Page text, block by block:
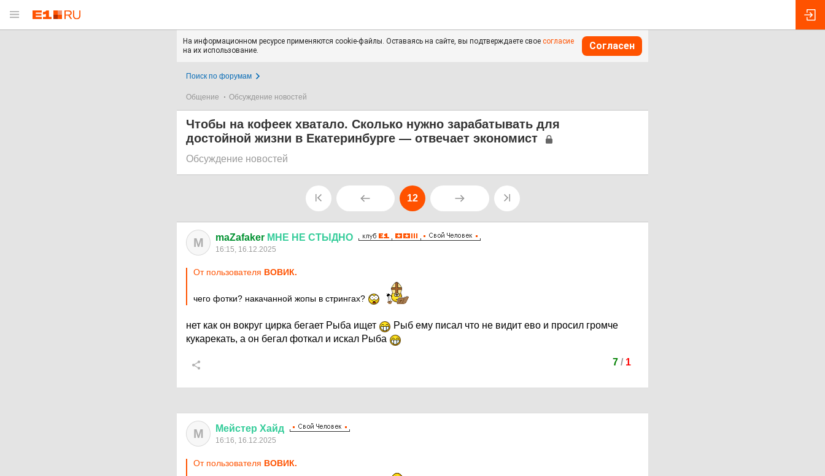
На информационном ресурсе применяются cookie-файлы. Оставаясь на сайте, вы подтверждаете свое согласие
на их использование.
Согласен
Поиск по форумам
Общение Обсуждение новостей
Чтобы на кофеек хватало. Сколько нужно зарабатывать для
достойной жизни в Екатеринбурге — отвечает экономист
Обсуждение новостей
12
M maZafaker МНЕ НЕ СТЫДНО
16:15, 16.12.2025
От пользователя ВОВИК.
чего фотки? накачанной жопы в стрингах?
нет как он вокруг цирка бегает Рыба ищет
Рыб ему писал что не видит ево и просил громче
кукарекать, а он бегал фоткал и искал Рыба
7/ 1
М Мейстер Хайд
16:16, 16.12.2025
От пользователя ВОВИК.